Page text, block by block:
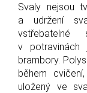
Svaly nejsou
a udržení
vstřebatelné
v
brambory.
během
uložený ve